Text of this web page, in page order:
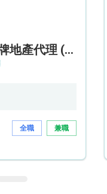
全職/兼職持牌營業員/持牌地產代理 (長沙灣/將軍澳/油塘)
全職 兼職